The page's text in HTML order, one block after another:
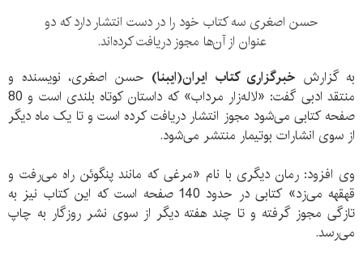
حسن اصغری سه کتاب خود را در دست انتشار دارد که دو
عنوان از آن‌ها مجوز دریافت کرده‌اند.
به گزارش خبرگزاری کتاب ایران(ایبنا) حسن اصغری، نویسنده و
منتقد ادبی گفت: «لاله‌زار مرداب» که داستان کوتاه بلندی است و 80
صفحه کتابی می‌شود مجوز انتشار دریافت کرده است و تا یک ماه دیگر
از سوی انشارات بوتیمار منتشر می‌شود.
وی افزود: رمان دیگری با نام «مرغی که مانند پنگوئن راه می‌رفت و
قهقهه می‌زد» کتابی در حدود 140 صفحه است که این کتاب نیز به
تازگی مجوز گرفته و تا چند هفته دیگر از سوی نشر روزگار به چاپ
می‌رسد.